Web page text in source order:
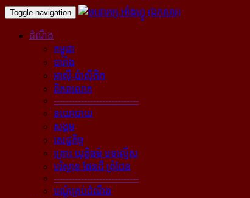
Toggle navigation
ដំណឹង
កម្ពុជា
បារាំង
អាស៊ី-ប៉ាស៊ីភិក
ពិភពលោក
----------------------------
នយោបាយ
សង្គម
សេដ្ឋកិច្ច
គ្រោះ យុត្តិធម៌ បទល្មើស
បរិស្ថាន ផែនដី ព្រំដែន
----------------------------
បណ្ដុំគ្រប់ដំណឹង